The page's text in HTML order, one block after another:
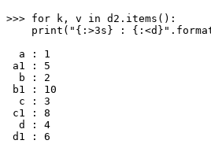
>>> for k, v in d2.items():
print("{:>3s} :
  a : 1
a1 : 5
  b : 2
b1 : 10
  c : 3
c1 : 8
  d : 4
d1 : 6